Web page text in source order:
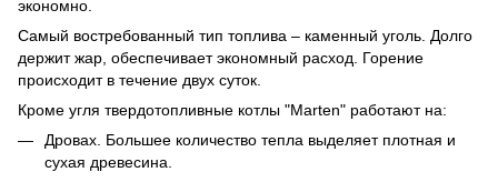
экономно.
Самый востребованный тип топлива – каменный уголь. Долго
держит жар, обеспечивает экономный расход. Горение
происходит в течение двух суток.
Кроме угля твердотопливные котлы "Marten" работают на:
Дровах. Большее количество тепла выделяет плотная и
сухая древесина.